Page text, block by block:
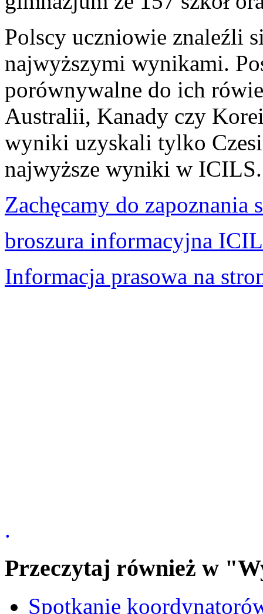
Polscy uczniowie znaleźli
najwyższymi wynikami.
porównywalne do ich
Australii, Kanady czy
wyniki uzyskali tylko
najwyższe wyniki w ICILS.
Zachęcamy do zapoznania
broszura informacyjna
Informacja prasowa na
.
Przeczytaj również w
Spotkanie